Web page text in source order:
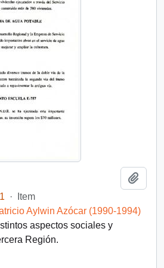
·
Item
Aylwin Azócar (1990-1994)
aspectos sociales y
Región.